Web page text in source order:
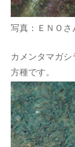
写真：ＥＮＯさ
カメンタマガ
方種です。